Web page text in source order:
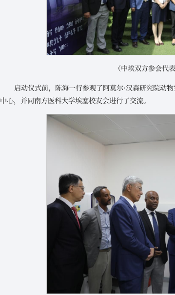
（中埃双方参会代
启动仪式前，陈海一行参观了阿莫尔·汉森研究院动
中心，并同南方医科大学埃塞校友会进行了交流。